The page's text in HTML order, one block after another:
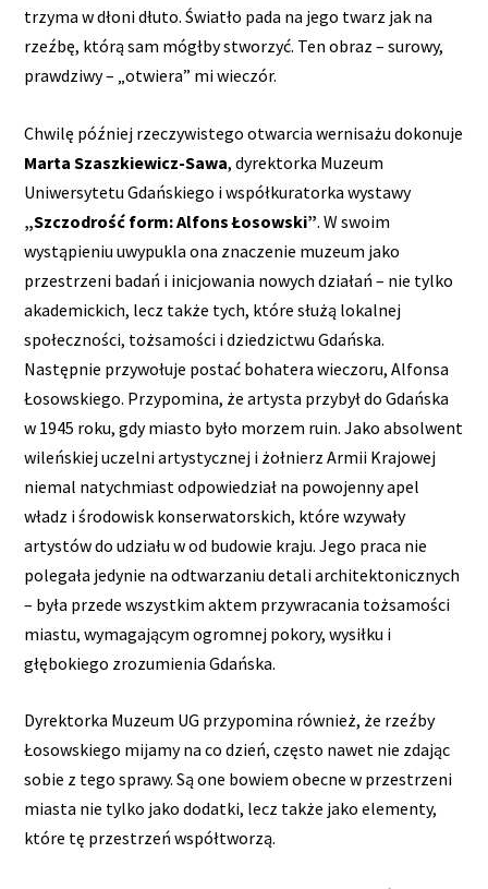
trzyma w dłoni dłuto. Światło pada na jego twarz jak na
rzeźbę, którą sam mógłby stworzyć. Ten obraz – surowy,
prawdziwy – „otwiera” mi wieczór.
Chwilę później rzeczywistego otwarcia wernisażu dokonuje
Marta Szaszkiewicz-Sawa, dyrektorka Muzeum
Uniwersytetu Gdańskiego i współkuratorka wystawy
„Szczodrość form: Alfons Łosowski”. W swoim
wystąpieniu uwypukla ona znaczenie muzeum jako
przestrzeni badań i inicjowania nowych działań – nie tylko
akademickich, lecz także tych, które służą lokalnej
społeczności, tożsamości i dziedzictwu Gdańska.
Następnie przywołuje postać bohatera wieczoru, Alfonsa
Łosowskiego. Przypomina, że artysta przybył do Gdańska
w 1945 roku, gdy miasto było morzem ruin. Jako absolwent
wileńskiej uczelni artystycznej i żołnierz Armii Krajowej
niemal natychmiast odpowiedział na powojenny apel
władz i środowisk konserwatorskich, które wzywały
artystów do udziału w od budowie kraju. Jego praca nie
polegała jedynie na odtwarzaniu detali architektonicznych
– była przede wszystkim aktem przywracania tożsamości
miastu, wymagającym ogromnej pokory, wysiłku i
głębokiego zrozumienia Gdańska.
Dyrektorka Muzeum UG przypomina również, że rzeźby
Łosowskiego mijamy na co dzień, często nawet nie zdając
sobie z tego sprawy. Są one bowiem obecne w przestrzeni
miasta nie tylko jako dodatki, lecz także jako elementy,
które tę przestrzeń współtworzą.